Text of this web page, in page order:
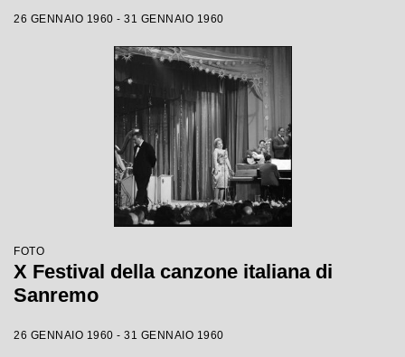
26 GENNAIO 1960 - 31 GENNAIO 1960
FOTO
X Festival della canzone italiana di
Sanremo
26 GENNAIO 1960 - 31 GENNAIO 1960